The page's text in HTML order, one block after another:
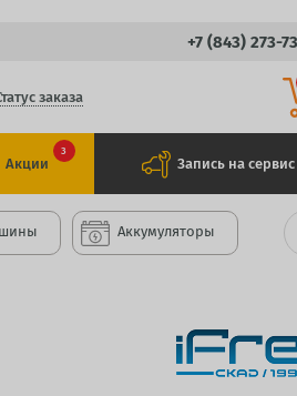
+7 (843) 273-
заказа
Акции
3
Запись на сервис
Аккумуляторы